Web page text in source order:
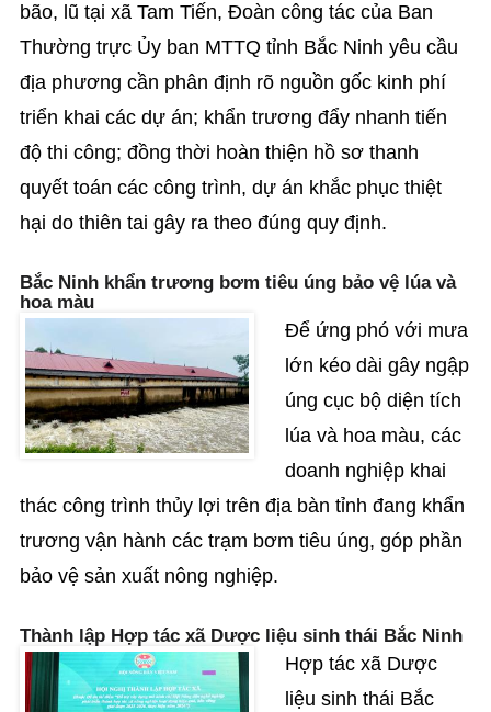
bão, lũ tại xã Tam Tiến, Đoàn công tác của Ban
Thường trực Ủy ban MTTQ tỉnh Bắc Ninh yêu cầu
địa phương cần phân định rõ nguồn gốc kinh phí
triển khai các dự án; khẩn trương đẩy nhanh tiến
độ thi công; đồng thời hoàn thiện hồ sơ thanh
quyết toán các công trình, dự án khắc phục thiệt
hại do thiên tai gây ra theo đúng quy định.
Bắc Ninh khẩn trương bơm tiêu úng bảo vệ lúa và
hoa màu
Để ứng phó với mưa
lớn kéo dài gây ngập
úng cục bộ diện tích
lúa và hoa màu, các
doanh nghiệp khai
thác công trình thủy lợi trên địa bàn tỉnh đang khẩn
trương vận hành các trạm bơm tiêu úng, góp phần
bảo vệ sản xuất nông nghiệp.
Thành lập Hợp tác xã Dược liệu sinh thái Bắc Ninh
Hợp tác xã Dược
liệu sinh thái Bắc